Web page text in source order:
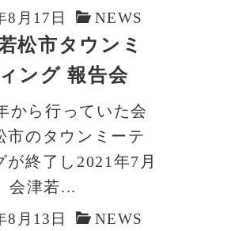
8月17日 NEWS
松市タウンミ
ング 報告会
から行っていた会
市のタウンミーテ
が終了し2021年7月
会津若...
8月13日 NEWS